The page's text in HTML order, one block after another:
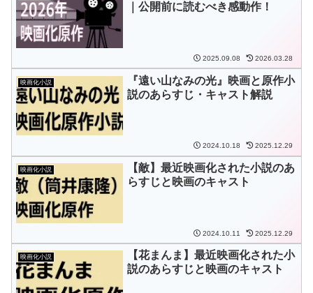
｜公開前に読むべき感動作！
2025.09.08 2026.03.28
映画化小説
『遠い山なみの光』映画と原作小
説のあらすじ・キャスト解説
2024.10.18 2025.12.29
映画化小説
【敵】最近映画化された小説のあ
らすじと映画のキャスト
2024.10.11 2025.12.29
映画化小説
【花まんま】最近映画化された小
説のあらすじと映画のキャスト